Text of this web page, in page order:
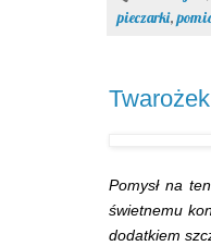
pieczarki,
Pomysł na
świetnemu
dodatkiem